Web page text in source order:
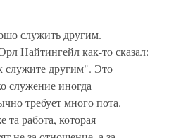
служить другим.
Найтингейл как-то сказал:
служите другим". Это
служение иногда
требует много пота.
работа, которая